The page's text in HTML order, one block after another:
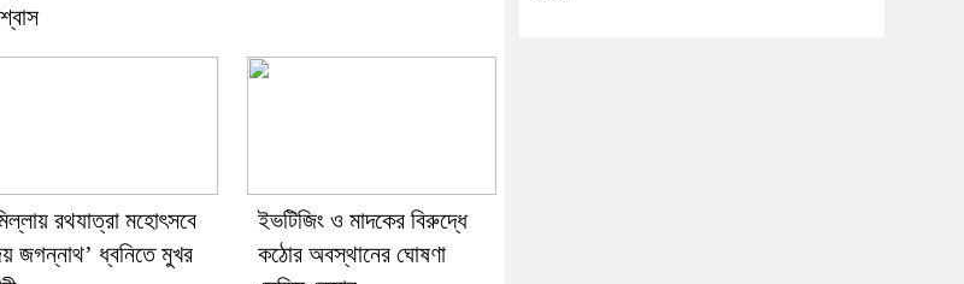
রথযাত্রা মহোৎসবে
জগন্নাথ’ ধ্বনিতে মুখর
ইভটিজিং ও মাদকের বিরুদ্ধে
কঠোর অবস্থানের ঘোষণা